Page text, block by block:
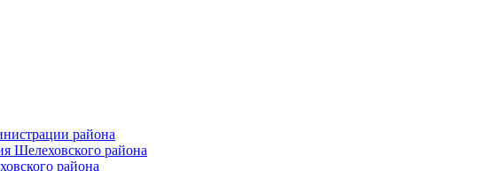
района
Шелеховского района
района